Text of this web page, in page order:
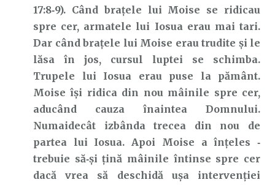
17:8‑9). Când brațele lui Moise se ridicau
spre cer, armatele lui Iosua erau mai tari.
Dar când brațele lui Moise erau trudite și le
lăsa în jos, cursul luptei se schimba.
Trupele lui Iosua erau puse la pământ.
Moise își ridica din nou mâinile spre cer,
aducând cauza înaintea Domnului.
Numaidecât izbânda trecea din nou de
partea lui Iosua. Apoi Moise a înțeles ‑
trebuie să‑și țină mâinile întinse spre cer
dacă vrea să deschidă ușa intervenției